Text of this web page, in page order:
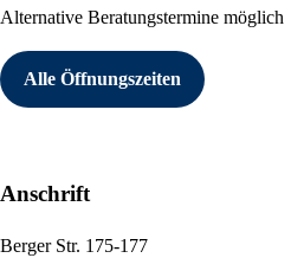
Alternative Beratungstermine möglich
Alle Öffnungszeiten
Anschrift
Berger Str. 175-177